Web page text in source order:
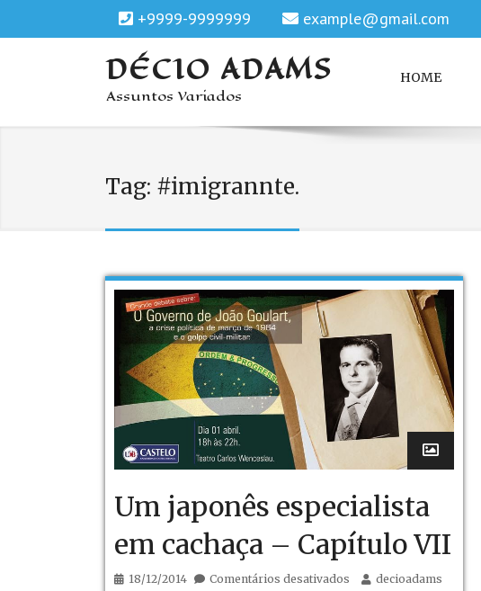
+9999-9999999 example@gmail.com
DÉCIO ADAMS
Assuntos Variados
HOME
Tag: #imigrannte.
Um japonês especialista
em cachaça – Capítulo VII
18/12/2014 Comentários desativados em
decioadams